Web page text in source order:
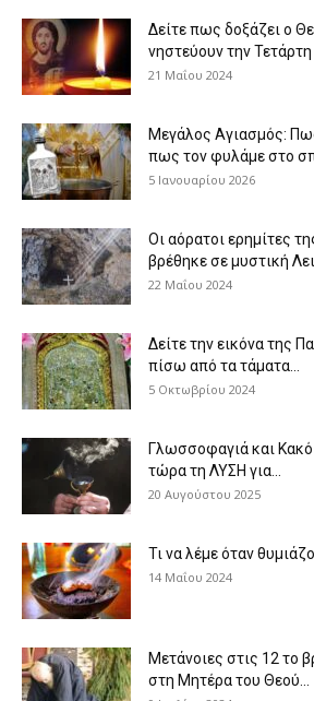
Δείτε πως δοξάζει ο
νηστεύουν την Τετάρτη
21 Μαΐου 2024
Μεγάλος Αγιασμός:
πως τον φυλάμε στο
5 Ιανουαρίου 2026
Οι αόρατοι ερημίτες
βρέθηκε σε μυστική
22 Μαΐου 2024
Δείτε την εικόνα της
πίσω από τα τάματα...
5 Οκτωβρίου 2024
Γλωσσοφαγιά και Κακό
τώρα τη ΛΥΣΗ για...
20 Αυγούστου 2025
Τι να λέμε όταν
14 Μαΐου 2024
Μετάνοιες στις 12 το
στη Μητέρα του Θεού...